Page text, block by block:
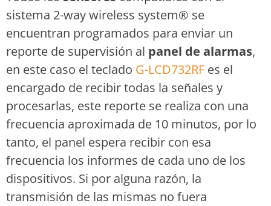
sistema 2-way wireless system® se
encuentran programados para enviar un
reporte de supervisión al panel de alarmas,
en este caso el teclado G-LCD732RF es el
encargado de recibir todas la señales y
procesarlas, este reporte se realiza con una
frecuencia aproximada de 10 minutos, por lo
tanto, el panel espera recibir con esa
frecuencia los informes de cada uno de los
dispositivos. Si por alguna razón, la
transmisión de las mismas no fuera